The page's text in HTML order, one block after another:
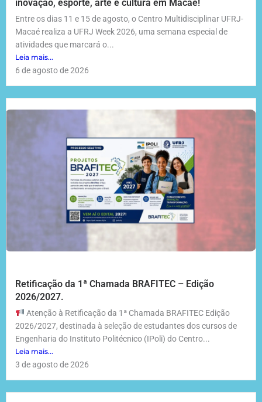
inovação, esporte, arte e cultura em Macaé!
Entre os dias 11 e 15 de agosto, o Centro Multidisciplinar UFRJ-
Macaé realiza a UFRJ Week 2026, uma semana especial de
atividades que marcará o...
Leia mais...
6 de agosto de 2026
Retificação da 1ª Chamada BRAFITEC – Edição
2026/2027.
Atenção à Retificação da 1ª Chamada BRAFITEC Edição
2026/2027, destinada à seleção de estudantes dos cursos de
Engenharia do Instituto Politécnico (IPoli) do Centro...
Leia mais...
3 de agosto de 2026